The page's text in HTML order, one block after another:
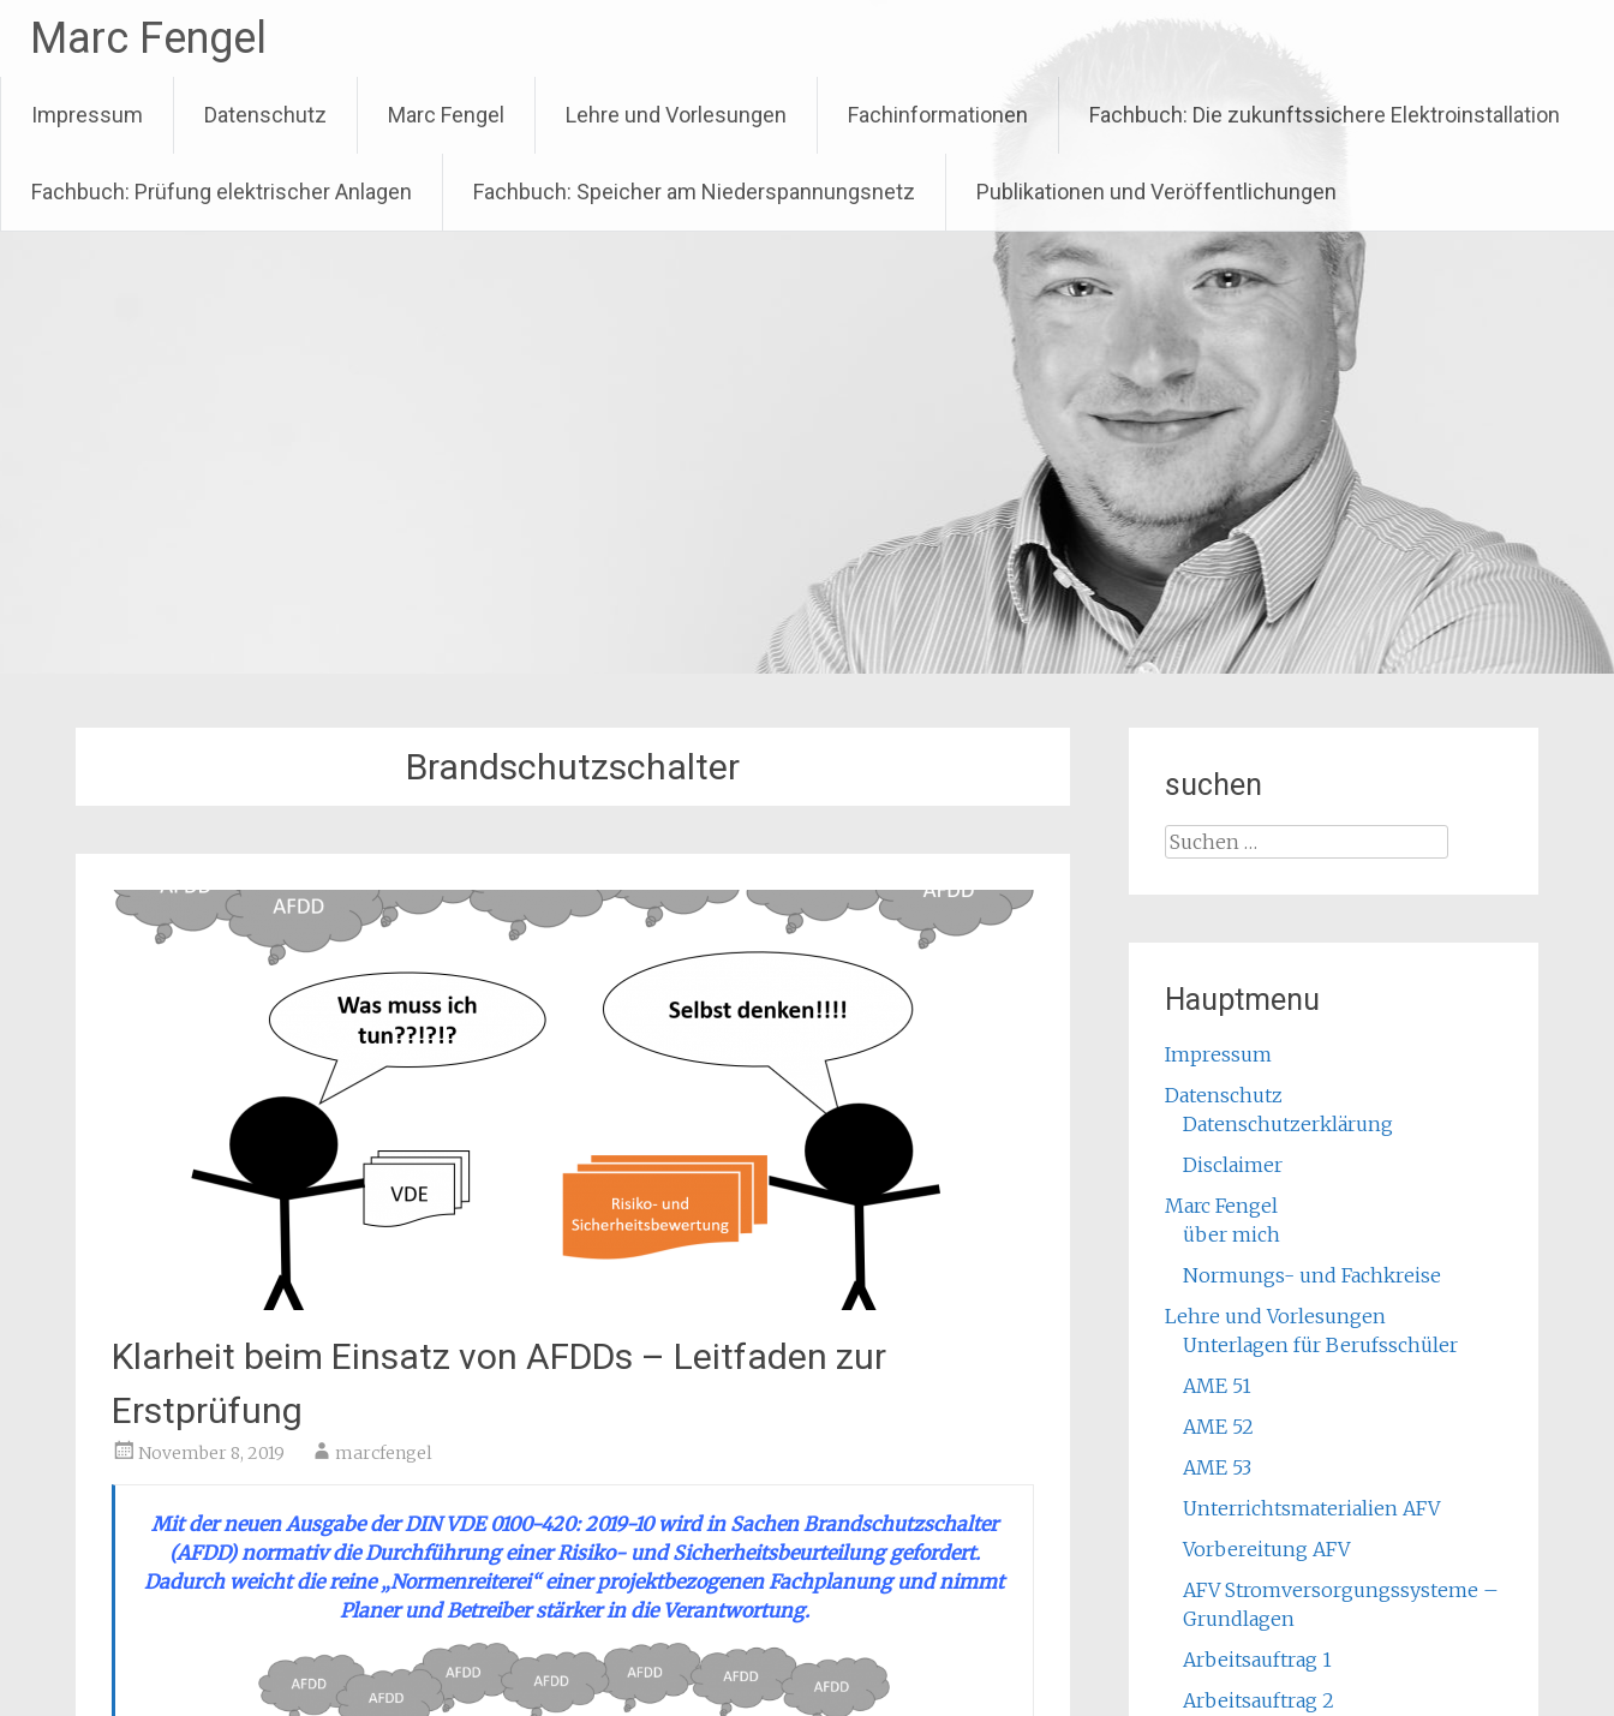
Inhalt
springen
Marc Fengel
Impressum Datenschutz Marc Fengel Lehre und Vorlesungen Fachinformationen Fachbuch: Die zukunftssichere Elektroinstallation
Fachbuch: Prüfung elektrischer Anlagen Fachbuch: Speicher am Niederspannungsnetz Publikationen und Veröffentlichungen
Brandschutzschalter
Klarheit beim Einsatz von AFDDs – Leitfaden zur
Erstprüfung
November 8, 2019 marcfengel
Mit der neuen Ausgabe der DIN VDE 0100-420: 2019-10 wird in Sachen Brandschutzschalter
(AFDD) normativ die Durchführung einer Risiko- und Sicherheitsbeurteilung gefordert.
Dadurch weicht die reine „Normenreiterei“ einer projektbezogenen Fachplanung und nimmt
Planer und Betreiber stärker in die Verantwortung.
suchen
Suchen
Hauptmenu
Impressum
Datenschutz
Datenschutzerklärung
Disclaimer
Marc Fengel
über mich
Normungs- und Fachkreise
Lehre und Vorlesungen
Unterlagen für Berufsschüler
AME 51
AME 52
AME 53
Unterrichtsmaterialien AFV
Vorbereitung AFV
AFV Stromversorgungssysteme –
Grundlagen
Arbeitsauftrag 1
Arbeitsauftrag 2